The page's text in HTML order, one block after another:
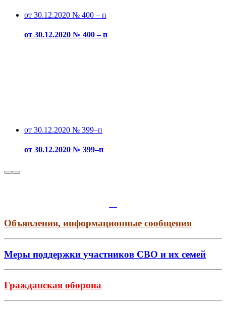
от 30.12.2020 № 400 – п
от 30.12.2020 № 400 – п
от 30.12.2020 № 399–п
от 30.12.2020 № 399–п
Объявления, информационные сообщения
Меры поддержки участников СВО и их семей
Гражданская оборона